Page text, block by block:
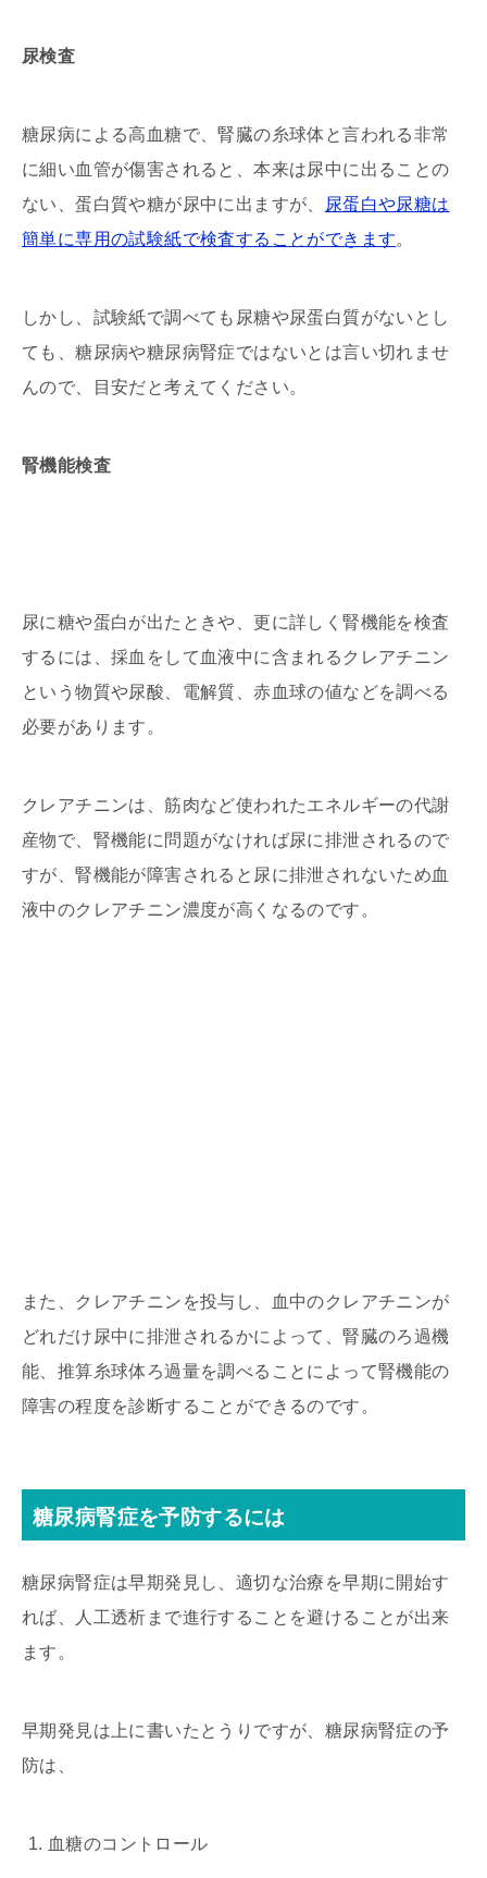
尿検査
糖尿病による高血糖で、腎臓の糸球体と言われる非常
に細い血管が傷害されると、本来は尿中に出ることの
ない、蛋白質や糖が尿中に出ますが、
尿蛋白や尿糖は
簡単に専用の試験紙で検査することができます。
しかし、試験紙で調べても尿糖や尿蛋白質がないとし
ても、糖尿病や糖尿病腎症ではないとは言い切れませ
んので、目安だと考えてください。
腎機能検査
尿に糖や蛋白が出たときや、更に詳しく腎機能を検査
するには、採血をして血液中に含まれるクレアチニン
という物質や尿酸、電解質、赤血球の値などを調べる
必要があります。
クレアチニンは、筋肉など使われたエネルギーの代謝
産物で、腎機能に問題がなければ尿に排泄されるので
すが、腎機能が障害されると尿に排泄されないため血
液中のクレアチニン濃度が高くなるのです。
また、クレアチニンを投与し、血中のクレアチニンが
どれだけ尿中に排泄されるかによって、腎臓のろ過機
能、推算糸球体ろ過量を調べることによって腎機能の
障害の程度を診断することができるのです。
糖尿病腎症を予防するには
糖尿病腎症は早期発見し、適切な治療を早期に開始す
れば、人工透析まで進行することを避けることが出来
ます。
早期発見は上に書いたとうりですが、糖尿病腎症の予
防は、
血糖のコントロール